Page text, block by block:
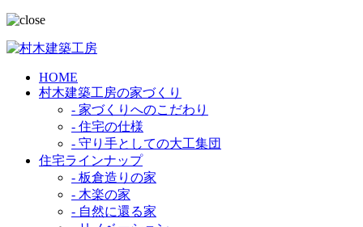
HOME
村木建築工房の家づくり
- 家づくりへのこだわり
- 住宅の仕様
- 守り手としての大工集団
住宅ラインナップ
- 板倉造りの家
- 木楽の家
- 自然に還る家